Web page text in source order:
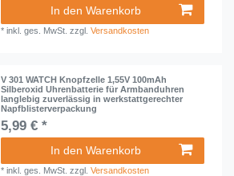
In den Warenkorb
*inkl. ges. MwSt. zzgl.Versandkosten
V 301 WATCH Knopfzelle 1,55V 100mAh
Silberoxid Uhrenbatterie für Armbanduhren
langlebig zuverlässig in werkstattgerechter
Napfblisterverpackung
5,99 € *
In den Warenkorb
*inkl. ges. MwSt. zzgl.Versandkosten